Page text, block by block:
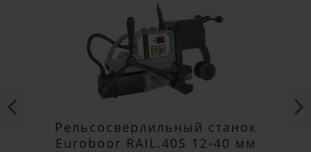
Рельсосверлильный станок
Euroboor RAIL.40S 12-40 мм